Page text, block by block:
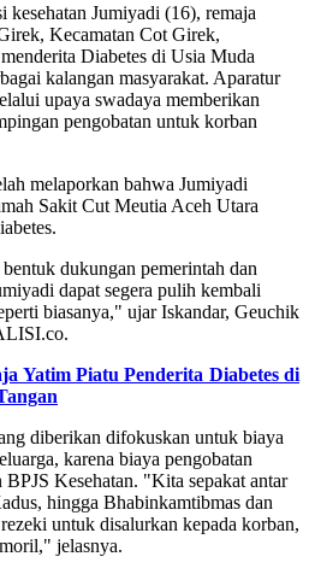
kesehatan Jumiyadi (16), remaja
Kecamatan Cot Girek,
Diabetes di Usia Muda
kalangan masyarakat. Aparatur
upaya swadaya memberikan
pengobatan untuk korban
melaporkan bahwa Jumiyadi
Sakit Cut Meutia Aceh Utara
dukungan pemerintah dan
dapat segera pulih kembali
biasanya," ujar Iskandar, Geuchik
Yatim Piatu Penderita Diabetes di
diberikan difokuskan untuk biaya
karena biaya pengobatan
Kesehatan. "Kita sepakat antar
hingga Bhabinkamtibmas dan
untuk disalurkan kepada korban,
jelasnya.